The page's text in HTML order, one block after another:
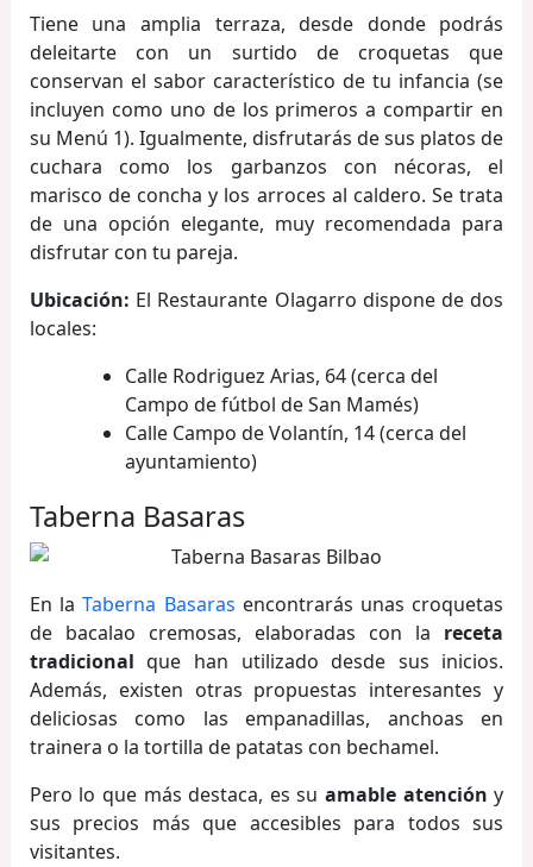
Tiene una amplia terraza, desde donde podrás
deleitarte con un surtido de croquetas que
conservan el sabor característico de tu infancia (se
incluyen como uno de los primeros a compartir en
su Menú 1). Igualmente, disfrutarás de sus platos de
cuchara como los garbanzos con nécoras, el
marisco de concha y los arroces al caldero. Se trata
de una opción elegante, muy recomendada para
disfrutar con tu pareja.
Ubicación: El Restaurante Olagarro dispone de dos
locales:
Calle Rodriguez Arias, 64 (cerca del
Campo de fútbol de San Mamés)
Calle Campo de Volantín, 14 (cerca del
ayuntamiento)
Taberna Basaras
En laTaberna Basaras encontrarás unas croquetas
de bacalao cremosas, elaboradas con la receta
tradicional que han utilizado desde sus inicios.
Además, existen otras propuestas interesantes y
deliciosas como las empanadillas, anchoas en
trainera o la tortilla de patatas con bechamel.
Pero lo que más destaca, es suamable atención y
sus precios más que accesibles para todos sus
visitantes.